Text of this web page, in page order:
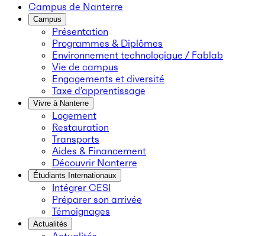
Campus de Nanterre
Campus
Présentation
Programmes & Diplômes
Environnement technologique / Fablab
Vie de campus
Engagements et diversité
Taxe d’apprentissage
Vivre à Nanterre
Logement
Restauration
Transports
Aides & Financement
Découvrir Nanterre
Étudiants Internationaux
Intégrer CESI
Préparer son arrivée
Témoignages
Actualités